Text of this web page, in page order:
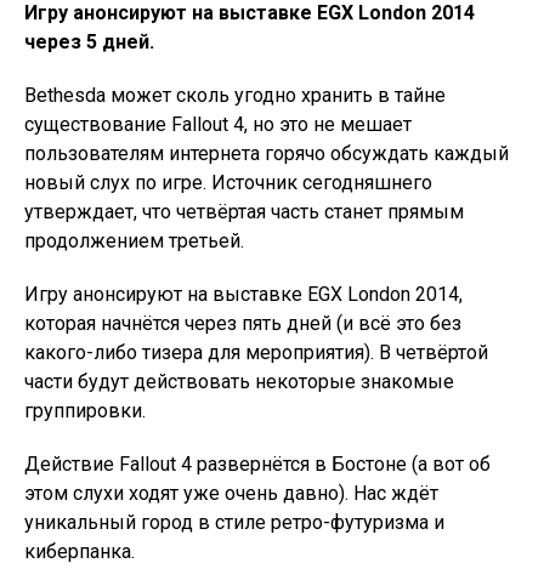
Игру анонсируют на выставке EGX London 2014
через 5 дней.
Bethesda может сколь угодно хранить в тайне
существование Fallout 4, но это не мешает
пользователям интернета горячо обсуждать каждый
новый слух по игре. Источник сегодняшнего
утверждает, что четвёртая часть станет прямым
продолжением третьей.
Игру анонсируют на выставке EGX London 2014,
которая начнётся через пять дней (и всё это без
какого-либо тизера для мероприятия). В четвёртой
части будут действовать некоторые знакомые
группировки.
Действие Fallout 4 развернётся в Бостоне (а вот об
этом слухи ходят уже очень давно). Нас ждёт
уникальный город в стиле ретро-футуризма и
киберпанка.